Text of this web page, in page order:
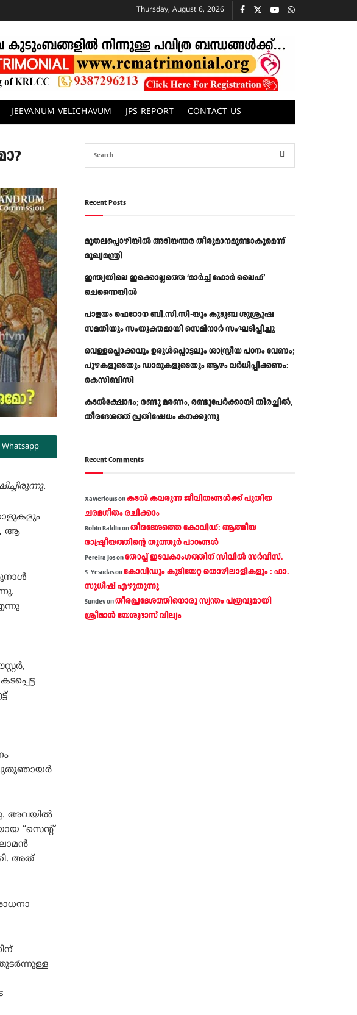
Thursday, August 6, 2026
JEEVANUM VELICHAVUM JPS REPORT CONTACT US
ആ
പുതുഞായർ
അവയിൽ
“സെന്റ്
അത്
Recent Posts
മുതലപ്പൊഴിയിൽ അടിയന്തര തീരുമാനമുണ്ടാകുമെന്ന്
മുഖ്യമന്ത്രി
ഇന്ത്യയിലെ ഇക്കൊല്ലത്തെ ‘മാർച്ച് ഫോർ ലൈഫ്’
ചെന്നൈയിൽ
പാളയം ഫെറോന ബി.സി.സി-യും കുടുബ ശുശ്രൂഷ
സമതിയും സംയുക്തമായി സെമിനാർ സംഘടിപ്പിച്ചു
വെള്ളപ്പൊക്കവും ഉരുള്‍പ്പൊട്ടലും ശാസ്ത്രീയ പഠനം വേണം;
പുഴകളുടെയും ഡാമുകളുടെയും ആഴം വര്‍ധിപ്പിക്കണം:
കെസിബിസി
കടൽക്ഷോഭം; രണ്ടു മരണം, രണ്ടുപേർക്കായി തിരച്ചിൽ,
തീരദേശത്ത് പ്രതിഷേധം കനക്കുന്നു
Recent Comments
Xavierlouisonകടല്‍ കവരുന്ന ജീവിതങ്ങള്‍ക്ക് പുതിയ
ചരമഗീതം രചിക്കാം
Robin Baldinonതീരദേശത്തെ കോവിഡ്: ആത്മീയ
രാഷ്ട്രീയത്തിന്റെ തൂത്തൂര്‍ പാഠങ്ങൾ
Pereira Josonതോപ്പ് ഇടവകാംഗത്തിന് സിവിൽ സർവീസ്.
S. Yesudasonകോവിഡും കുടിയേറ്റ തൊഴിലാളികളും : ഫാ.
സുധീഷ് എഴുതുന്നു
Sundevonതീരപ്രദേശത്തിനൊരു സ്വന്തം പത്രവുമായി
ശ്രീമാന്‍ യേശുദാസ് വില്യം